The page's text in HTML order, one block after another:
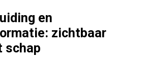
en
zichtbaar
schap